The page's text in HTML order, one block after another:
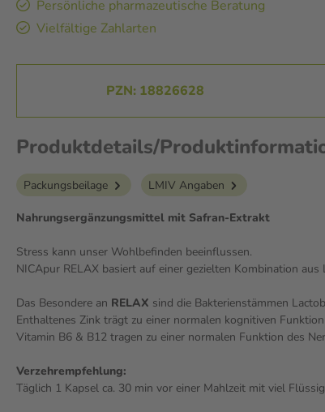
Persönliche pharmazeutische Beratung
Vielfältige Zahlarten
PZN: 18826628
Produktdetails/
Packungsbeilage LMIV Angaben
Nahrungsergänzungsmittel mit Safran-Extrakt
Stress kann unser Wohlbefinden beeinflussen.
NICApur RELAX basiert auf einer gezielten Kombination
Das Besondere an RELAX sind die Bakterienstämmen
Enthaltenes Zink trägt zu einer normalen kognitiven
Vitamin B6 & B12 tragen zu einer normalen Funktion des
Verzehrempfehlung:
Täglich 1 Kapsel ca. 30 min vor einer Mahlzeit mit viel